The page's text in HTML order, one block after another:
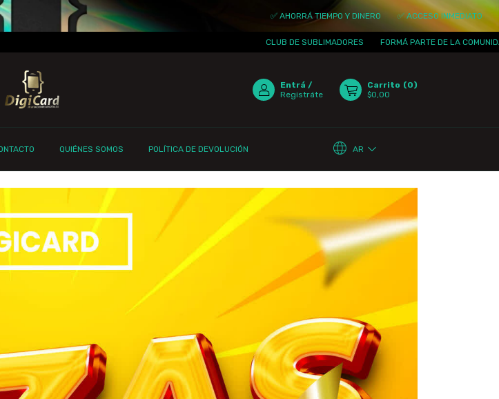
✅ AHORRÁ TIEMPO Y DINERO ✅ ACCESO INMEDIATO ✅
CLUB DE SUBLIMADORES FORMÁ PARTE DE LA COMUNIDAD ¡TE
Entrá /
Registráte
Carrito (0)
$0,00
QUIÉNES SOMOS POLÍTICA DE DEVOLUCIÓN AR